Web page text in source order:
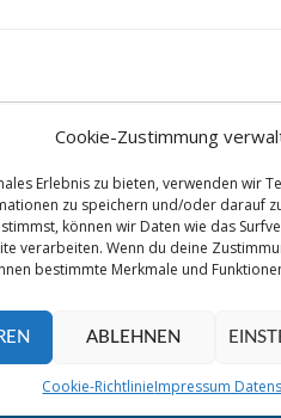
Cookie-Zustimmung
Erlebnis zu bieten, verwenden wir
zu speichern und/oder darauf
können wir Daten wie das
verarbeiten. Wenn du deine
bestimmte Merkmale und
ABLEHNEN
Cookie-RichtlinieImpressum